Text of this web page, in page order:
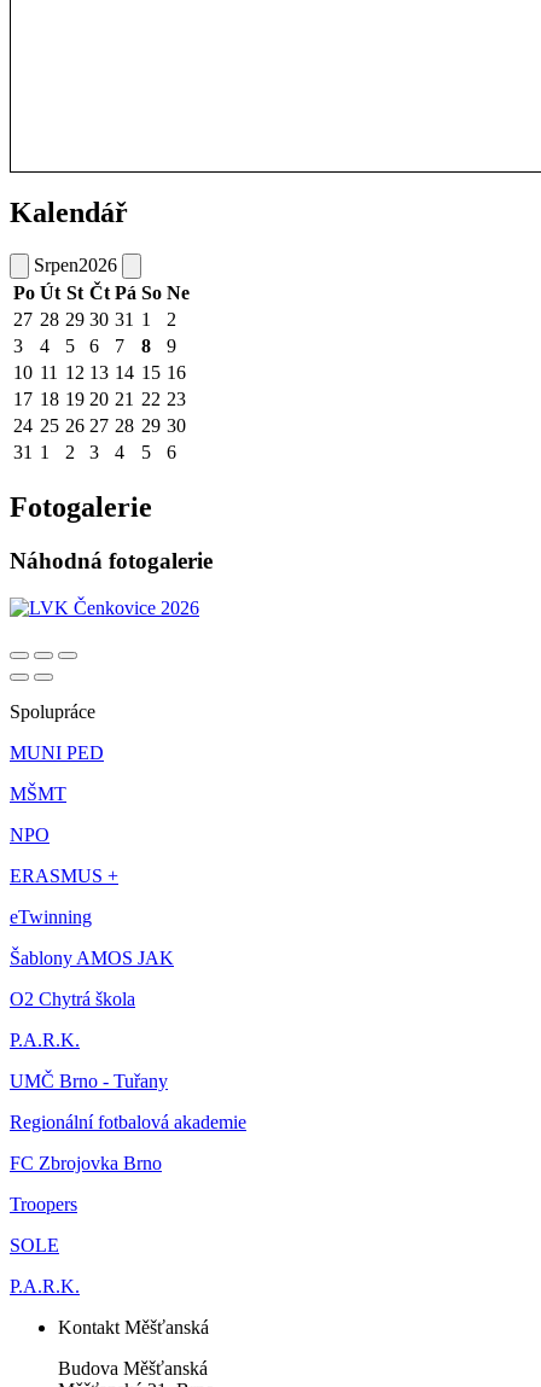
Kalendář
Srpen2026
Po Út St Čt Pá So Ne
27 28 29 30 31 1
2
3
4 5 6 7 8
9
10 11 12 13 14 15 16
17 18 19 20 21 22 23
24 25 26 27 28 29 30
31 1 2 3 4 5 6
Fotogalerie
Náhodná fotogalerie
Spolupráce
MUNI PED
MŠMT
NPO
ERASMUS +
eTwinning
Šablony AMOS JAK
O2 Chytrá škola
P.A.R.K.
UMČ Brno - Tuřany
Regionální fotbalová akademie
FC Zbrojovka Brno
Troopers
SOLE
P.A.R.K.
Kontakt Měšťanská
Budova Měšťanská